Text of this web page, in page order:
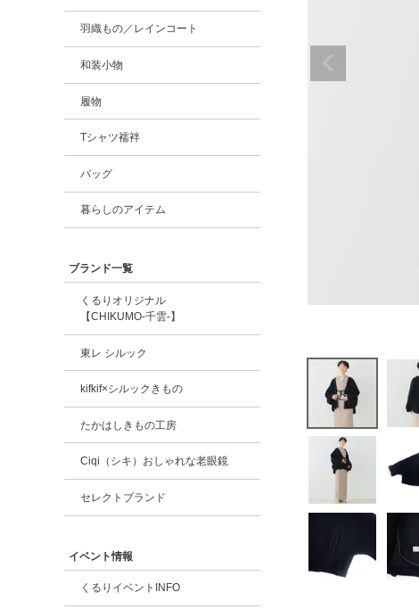
羽織もの／レインコート
和装小物
履物
Tシャツ襦袢
バッグ
暮らしのアイテム
ブランド一覧
くるりオリジナル
【CHIKUMO-千雲-】
東レ シルック
kifkif×シルックきもの
たかはしきもの工房
Ciqi（シキ）おしゃれな老眼鏡
セレクトブランド
イベント情報
くるりイベントINFO